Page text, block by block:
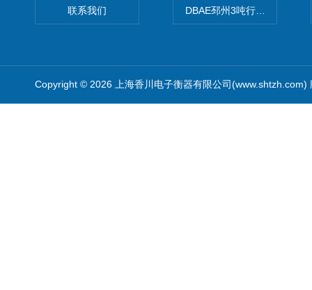
联系我们 DBAE邳州3吨行车电子吊秤
Copyright © 2026 上海香川电子衡器有限公司(www.shtzh.com)